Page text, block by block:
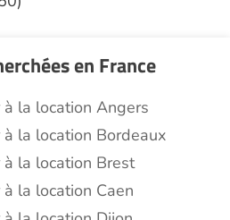
en France
à la location Angers
à la location Bordeaux
à la location Brest
la location Caen